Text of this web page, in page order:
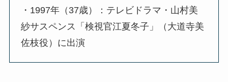
・1997年（37歳）：テレビドラマ・山村美
紗サスペンス「検視官江夏冬子」（大道寺美
佐枝役）に出演